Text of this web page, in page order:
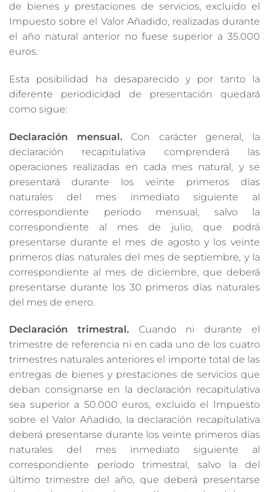
de bienes y prestaciones de servicios, excluido el
Impuesto sobre el Valor Añadido, realizadas durante
el año natural anterior no fuese superior a 35.000
euros.
Esta posibilidad ha desaparecido y por tanto la
diferente periodicidad de presentación quedará
como sigue:
Declaración mensual.Con carácter general, la
declaración recapitulativa comprenderá las
operaciones realizadas en cada mes natural, y se
presentará durante los veinte primeros días
naturales del mes inmediato siguiente al
correspondiente período mensual, salvo la
correspondiente al mes de julio, que podrá
presentarse durante el mes de agosto y los veinte
primeros días naturales del mes de septiembre, y la
correspondiente al mes de diciembre, que deberá
presentarse durante los 30 primeros días naturales
del mes de enero.
Declaración trimestral.Cuando ni durante el
trimestre de referencia ni en cada uno de los cuatro
trimestres naturales anteriores el importe total de las
entregas de bienes y prestaciones de servicios que
deban consignarse en la declaración recapitulativa
sea superior a 50.000 euros, excluido el Impuesto
sobre el Valor Añadido, la declaración recapitulativa
deberá presentarse durante los veinte primeros días
naturales del mes inmediato siguiente al
correspondiente período trimestral, salvo la del
último trimestre del año, que deberá presentarse